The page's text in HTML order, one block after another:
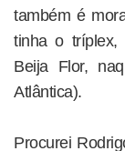
também é
tinha o tríplex,
Beija Flor,
Atlântica).
Procurei